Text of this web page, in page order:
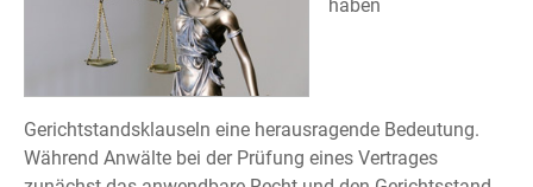
haben
Gerichtstandsklauseln eine herausragende Bedeutung.
Während Anwälte bei der Prüfung eines Vertrages